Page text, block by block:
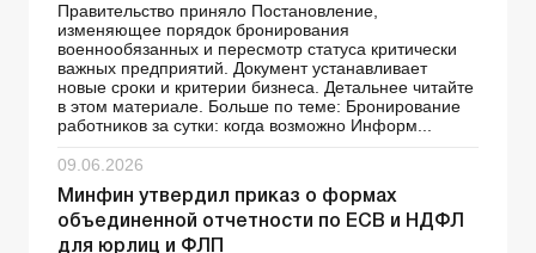
Правительство приняло Постановление,
изменяющее порядок бронирования
военнообязанных и пересмотр статуса критически
важных предприятий. Документ устанавливает
новые сроки и критерии бизнеса. Детальнее читайте
в этом материале. Больше по теме: Бронирование
работников за сутки: когда возможно Информ...
09.06.2026
Минфин утвердил приказ о формах
объединенной отчетности по ЕСВ и НДФЛ
для юрлиц и ФЛП